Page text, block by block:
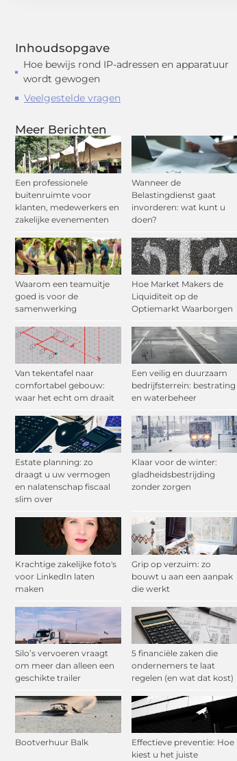
Inhoudsopgave
Hoe bewijs rond IP-adressen en apparatuur
wordt gewogen
Veelgestelde vragen
Meer Berichten
Een professionele
buitenruimte voor
klanten, medewerkers en
zakelijke evenementen
Wanneer de
Belastingdienst gaat
invorderen: wat kunt u
doen?
Waarom een teamuitje
goed is voor de
samenwerking
Hoe Market Makers de
Liquiditeit op de
Optiemarkt Waarborgen
Van tekentafel naar
comfortabel gebouw:
waar het echt om draait
Een veilig en duurzaam
bedrijfsterrein: bestrating
en waterbeheer
Estate planning: zo
draagt u uw vermogen
en nalatenschap fiscaal
slim over
Klaar voor de winter:
gladheidsbestrijding
zonder zorgen
Krachtige zakelijke foto's
voor LinkedIn laten
maken
Grip op verzuim: zo
bouwt u aan een aanpak
die werkt
Silo’s vervoeren vraagt
om meer dan alleen een
geschikte trailer
5 financiële zaken die
ondernemers te laat
regelen (en wat dat kost)
Bootverhuur Balk
Effectieve preventie: Hoe
kiest u het juiste